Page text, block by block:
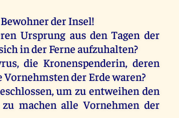
BewohnerderInsel!
Ursprung aus den Tagen der
inderFerneaufzuhalten?
,die Kronenspenderin, deren
VornehmstenderErdewaren?
,um zu entweihen den
zu machen alle Vornehmen der